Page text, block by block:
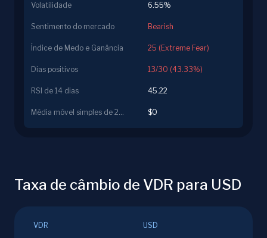
Volatilidade 6.55%
Sentimento do mercado Bearish
Índice de Medo e Ganância 25 (Extreme Fear)
Dias positivos 13/30 (43.33%)
RSI de 14 dias 45.22
Média móvel simples de 200 dias $0
Taxa de câmbio de VDR para USD
VDR USD